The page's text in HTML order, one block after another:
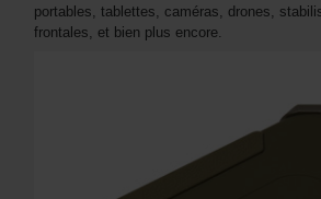
portables, tablettes, caméras, drones,
frontales, et bien plus encore.